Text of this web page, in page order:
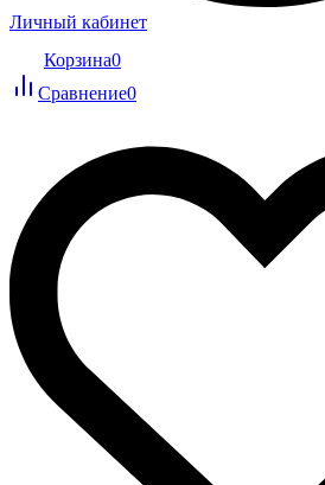
Личный кабинет
Корзина0
Сравнение0